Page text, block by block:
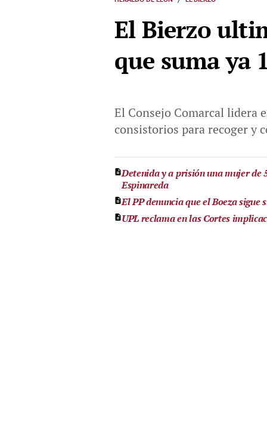
El Bierzo
que suma ya
El Consejo Comarcal lidera
consistorios para recoger y
Detenida y a prisión una mujer de
Espinareda
El PP denuncia que el Boeza
UPL reclama en las Cortes